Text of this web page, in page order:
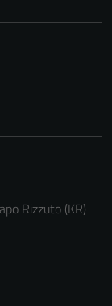
Rizzuto (KR)